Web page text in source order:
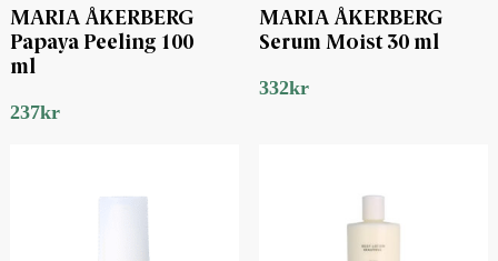
MARIA ÅKERBERG
Papaya Peeling 100
ml
237kr
MARIA ÅKERBERG
Serum Moist 30 ml
332kr